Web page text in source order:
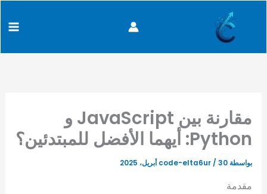
مقارنة بين JavaScript و
Python: أيهما الأفضل للمبتدئين؟
بواسطة code-elta6ur / 30 أبريل، 2025
مقدمة
بريدك
الإلكتروني...